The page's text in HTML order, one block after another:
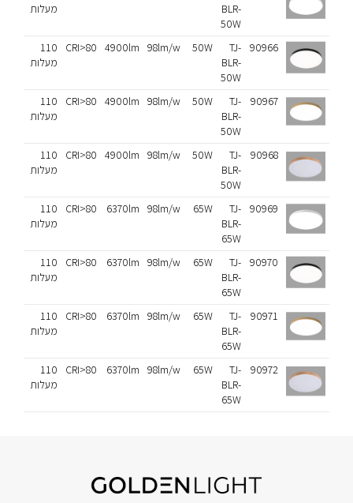
BLR-
50W
מעלות
90966
TJ-
BLR-
50W
50W
98lm/w
4900lm
CRI>80
110
מעלות
90967
TJ-
BLR-
50W
50W
98lm/w
4900lm
CRI>80
110
מעלות
90968
TJ-
BLR-
50W
50W
98lm/w
4900lm
CRI>80
110
מעלות
90969
TJ-
BLR-
65W
65W
98lm/w
6370lm
CRI>80
110
מעלות
90970
TJ-
BLR-
65W
65W
98lm/w
6370lm
CRI>80
110
מעלות
90971
TJ-
BLR-
65W
65W
98lm/w
6370lm
CRI>80
110
מעלות
90972
TJ-
BLR-
65W
65W
98lm/w
6370lm
CRI>80
110
מעלות